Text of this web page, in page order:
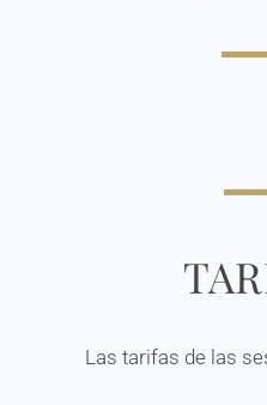
Las tarifas de las